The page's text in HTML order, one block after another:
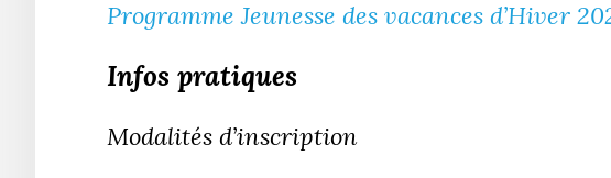
Programme Jeunesse des vacances d’Hiver
Infos pratiques
Modalités d’inscription